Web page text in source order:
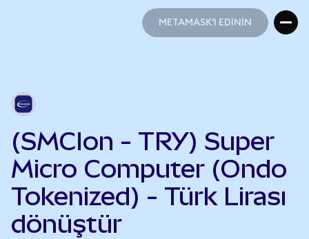
METAMASK'I EDİNİN
(SMCIon - TRY) Super
Micro Computer (Ondo
Tokenized) - Türk Lirası
dönüştür